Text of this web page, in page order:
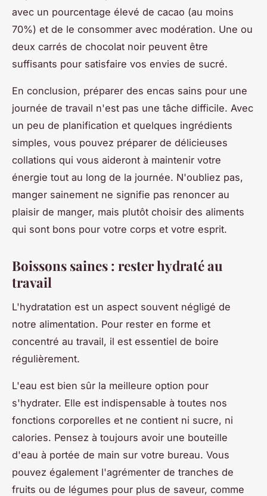
avec un pourcentage élevé de cacao (au moins
70%) et de le consommer avec modération. Une ou
deux carrés de chocolat noir peuvent être
suffisants pour satisfaire vos envies de sucré.
En conclusion, préparer des encas sains pour une
journée de travail n'est pas une tâche difficile. Avec
un peu de planification et quelques ingrédients
simples, vous pouvez préparer de délicieuses
collations qui vous aideront à maintenir votre
énergie tout au long de la journée. N'oubliez pas,
manger sainement ne signifie pas renoncer au
plaisir de manger, mais plutôt choisir des aliments
qui sont bons pour votre corps et votre esprit.
Boissons saines : rester hydraté au
travail
L'hydratation est un aspect souvent négligé de
notre alimentation. Pour rester en forme et
concentré au travail, il est essentiel de boire
régulièrement.
L'eau est bien sûr la meilleure option pour
s'hydrater. Elle est indispensable à toutes nos
fonctions corporelles et ne contient ni sucre, ni
calories. Pensez à toujours avoir une bouteille
d'eau à portée de main sur votre bureau. Vous
pouvez également l'agrémenter de tranches de
fruits ou de légumes pour plus de saveur, comme